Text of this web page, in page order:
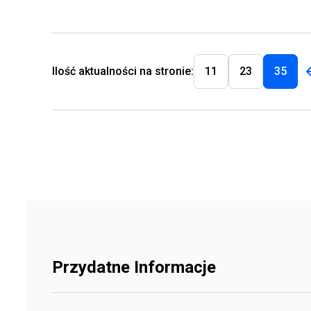
Ilość aktualności na stronie: 11 23 35
Przydatne Informacje